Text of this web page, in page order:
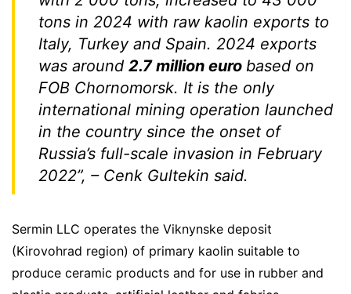
tons in 2024 with raw kaolin exports to
Italy, Turkey and Spain. 2024 exports
was around 2.7 million euro based on
FOB Chornomorsk. It is the only
international mining operation launched
in the country since the onset of
Russia’s full-scale invasion in February
2022”, – Cenk Gultekin said.
Sermin LLC operates the Viknynske deposit
(Kirovohrad region) of primary kaolin suitable to
produce ceramic products and for use in rubber and